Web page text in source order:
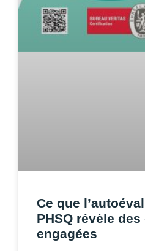
Ce que
PHSQ révèle
engagées